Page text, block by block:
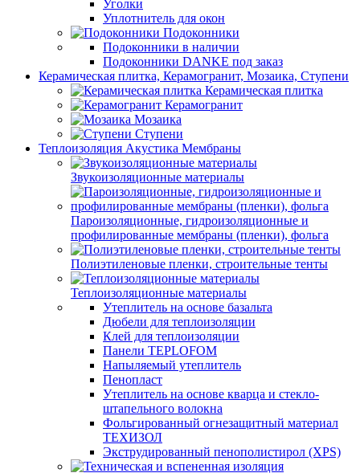
Уголки
Уплотнитель для окон
Подоконники
Подоконники в наличии
Подоконники DANKE под заказ
Керамическая плитка, Керамогранит, Мозаика, Ступени
Керамическая плитка
Керамогранит
Мозаика
Ступени
Теплоизоляция Акустика Мембраны
Звукоизоляционные материалы
Пароизоляционные, гидроизоляционные и
профилированные мембраны (пленки), фольга
Полиэтиленовые пленки, строительные тенты
Теплоизоляционные материалы
Утеплитель на основе базальта
Дюбели для теплоизоляции
Клей для теплоизоляции
Панели TEPLOFOM
Напыляемый утеплитель
Пенопласт
Утеплитель на основе кварца и стекло-
штапельного волокна
Фольгированный огнезащитный материал
ТЕХИЗОЛ
Экструдированный пенополистирол (XPS)